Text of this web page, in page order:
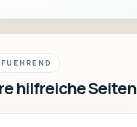
hilfreiche Seiten